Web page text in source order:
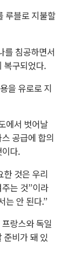
루블로 지불할
를 침공하면서
복구되었다.
을 유로로 지
에서 벗어날
공급에 합의
다.
한 것은 우리
는 것”이라
는 안 된다.”
랑스와 독일
준비가 돼 있